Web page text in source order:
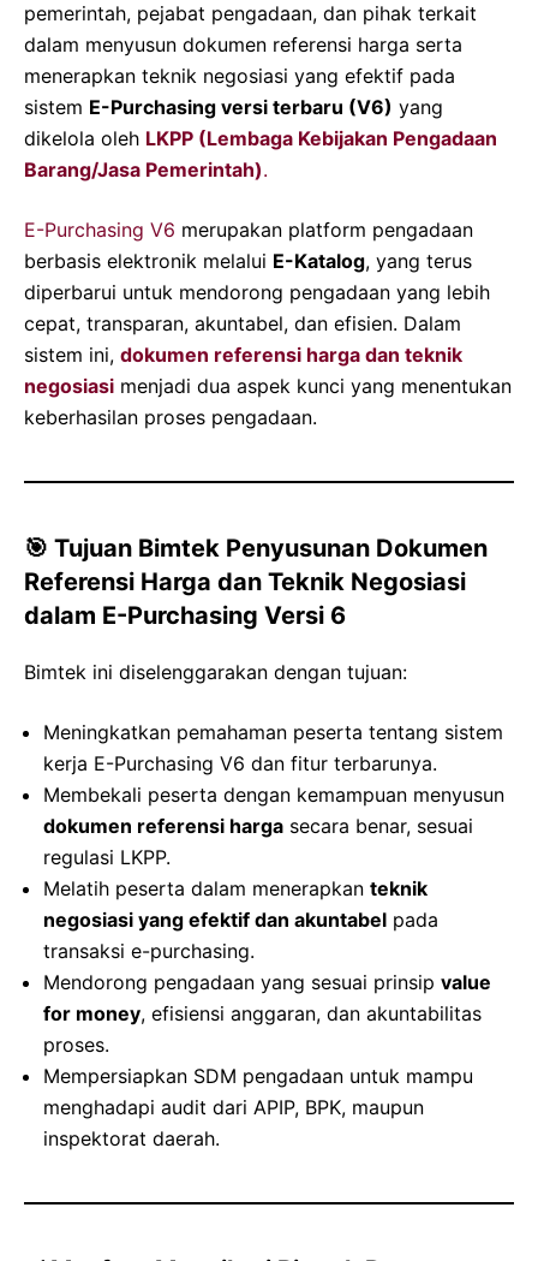
pemerintah, pejabat pengadaan, dan pihak terkait
dalam menyusun dokumen referensi harga serta
menerapkan teknik negosiasi yang efektif pada
sistem E-Purchasing versi terbaru (V6) yang
dikelola oleh LKPP (Lembaga Kebijakan Pengadaan
Barang/Jasa Pemerintah).
E-Purchasing V6 merupakan platform pengadaan
berbasis elektronik melalui E-Katalog, yang terus
diperbarui untuk mendorong pengadaan yang lebih
cepat, transparan, akuntabel, dan efisien. Dalam
sistem ini, dokumen referensi harga dan teknik
negosiasi menjadi dua aspek kunci yang menentukan
keberhasilan proses pengadaan.
🎯 Tujuan Bimtek Penyusunan Dokumen
Referensi Harga dan Teknik Negosiasi
dalam E-Purchasing Versi 6
Bimtek ini diselenggarakan dengan tujuan:
Meningkatkan pemahaman peserta tentang sistem
kerja E-Purchasing V6 dan fitur terbarunya.
Membekali peserta dengan kemampuan menyusun
dokumen referensi harga secara benar, sesuai
regulasi LKPP.
Melatih peserta dalam menerapkan teknik
negosiasi yang efektif dan akuntabel pada
transaksi e-purchasing.
Mendorong pengadaan yang sesuai prinsip value
for money, efisiensi anggaran, dan akuntabilitas
proses.
Mempersiapkan SDM pengadaan untuk mampu
menghadapi audit dari APIP, BPK, maupun
inspektorat daerah.